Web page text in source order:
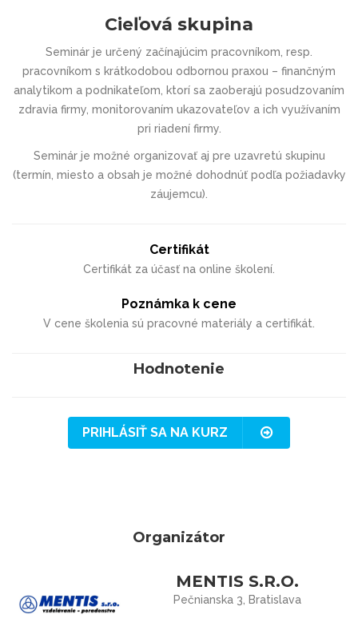
Cieľová skupina
Seminár je určený začínajúcim pracovníkom, resp.
pracovníkom s krátkodobou odbornou praxou – finančným
analytikom a podnikateľom, ktorí sa zaoberajú posudzovaním
zdravia firmy, monitorovaním ukazovateľov a ich využívaním
pri riadení firmy.
Seminár je možné organizovať aj pre uzavretú skupinu
(termín, miesto a obsah je možné dohodnúť podľa požiadavky
záujemcu).
Certifikát
Certifikát za účasť na online školení.
Poznámka k cene
V cene školenia sú pracovné materiály a certifikát.
Hodnotenie
PRIHLÁSIŤ SA NA KURZ
Organizátor
MENTIS S.R.O.
Pečnianska 3, Bratislava